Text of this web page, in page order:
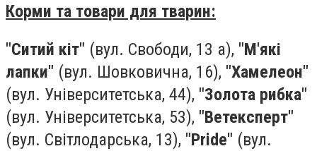
Корми та товари для тварин:
"Ситий кіт" (вул. Свободи, 13 а), "М'які
лапки" (вул. Шовковична, 16), "Хамелеон"
(вул. Університетська, 44), "Золота рибка"
(вул. Університетська, 53), "Ветексперт"
(вул. Світлодарська, 13), "Pride" (вул.